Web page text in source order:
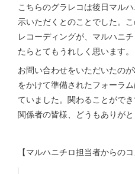
こちらのグラレコは後日マル
示いただくとのことでした。
レコーディングが、マルハニ
たらとてもうれしく思います。
お問い合わせをいただいたの
をかけて準備されたフォーラ
ていました。関わることがで
関係者の皆様、どうもありがと
【マルハニチロ担当者からのコ